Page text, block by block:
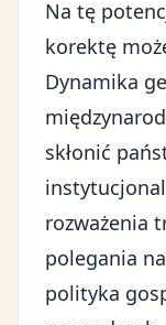
Na tę
korektę
Dynamika
skłonić
rozważenia
polegania
polityka